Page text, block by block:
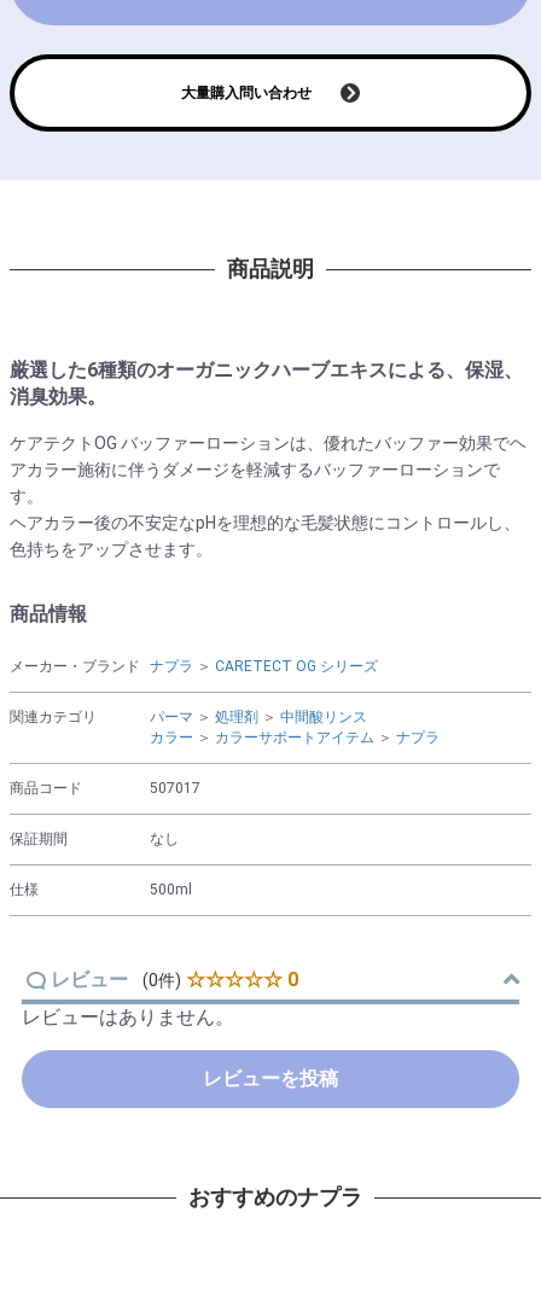
大量購入問い合わせ
商品説明
厳選した6種類のオーガニックハーブエキスによる、保湿、
消臭効果。
ケアテクトOG バッファーローションは、優れたバッファー効果でヘ
アカラー施術に伴うダメージを軽減するバッファーローションで
す。
ヘアカラー後の不安定なpHを理想的な毛髪状態にコントロールし、
色持ちをアップさせます。
商品情報
メーカー・ブランド ナプラ ＞ CARETECT OG シリーズ
関連カテゴリ パーマ ＞ 処理剤 ＞ 中間酸リンス
カラー ＞ カラーサポートアイテム ＞ ナプラ
商品コード 507017
保証期間 なし
仕様 500ml
レビュー (0件) ☆☆☆☆☆ 0
レビューはありません。
レビューを投稿
おすすめのナプラ